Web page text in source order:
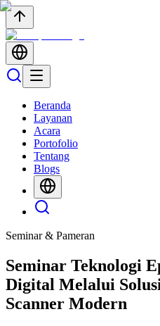
Beranda
Layanan
Acara
Portofolio
Tentang
Blogs
Seminar & Pameran
Seminar Teknologi
Digital Melalui
Scanner Modern